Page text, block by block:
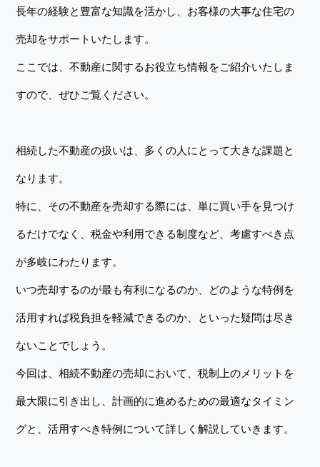
長年の経験と豊富な知識を活かし、お客様の大事な住宅の
売却をサポートいたします。
ここでは、不動産に関するお役立ち情報をご紹介いたしま
すので、ぜひご覧ください。
相続した不動産の扱いは、多くの人にとって大きな課題と
なります。
特に、その不動産を売却する際には、単に買い手を見つけ
るだけでなく、税金や利用できる制度など、考慮すべき点
が多岐にわたります。
いつ売却するのが最も有利になるのか、どのような特例を
活用すれば税負担を軽減できるのか、といった疑問は尽き
ないことでしょう。
今回は、相続不動産の売却において、税制上のメリットを
最大限に引き出し、計画的に進めるための最適なタイミン
グと、活用すべき特例について詳しく解説していきます。